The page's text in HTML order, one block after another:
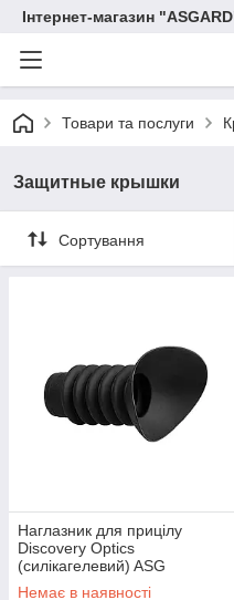
Інтернет-магазин
Товари та послуги
Защитные крышки
Сортування
Наглазник для прицілу
Discovery Optics
(силікагелевий) ASG
Немає в наявності